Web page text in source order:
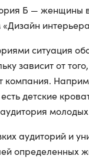
Б — женщины
ситуация
зависит от
компания.
детские
аудиторий и
определенных